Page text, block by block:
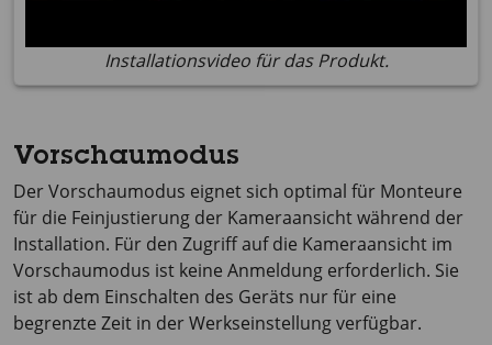
Installationsvideo für das Produkt.
Vorschaumodus
Der Vorschaumodus eignet sich optimal für Monteure
für die Feinjustierung der Kameraansicht während der
Installation. Für den Zugriff auf die Kameraansicht im
Vorschaumodus ist keine Anmeldung erforderlich. Sie
ist ab dem Einschalten des Geräts nur für eine
begrenzte Zeit in der Werkseinstellung verfügbar.